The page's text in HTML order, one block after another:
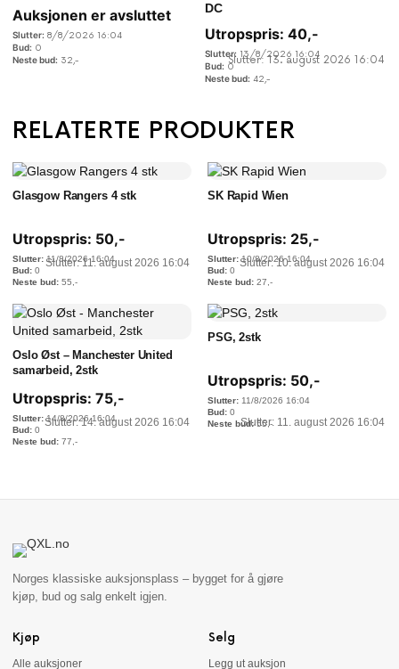
Auksjonen er avsluttet
8/8/2026 16:04
0
32,- Slutter: 13. august 2026 16:04
DC
Utropspris: 40,-
13/8/2026 16:04
0
42,-
RELATERTE PRODUKTER
Slutter: 11. august 2026 16:04
Glasgow Rangers 4 stk
Utropspris: 50,-
11/8/2026 16:04
0
55 ,-
Slutter: 10. august 2026 16:04
SK Rapid Wien
Utropspris: 25,-
10/8/2026 16:04
0
27 ,-
Slutter: 14. august 2026 16:04
Oslo Øst – Manchester United
samarbeid, 2stk
Utropspris: 75,-
14/8/2026 16:04
0
77 ,-
Slutter: 11. august 2026 16:04
PSG, 2stk
Utropspris: 50,-
11/8/2026 16:04
0
55 ,-
Norges klassiske auksjonsplass – bygget for å gjøre
kjøp, bud og salg enkelt igjen.
Kjøp
Alle auksjoner
Selg
Legg ut auksjon